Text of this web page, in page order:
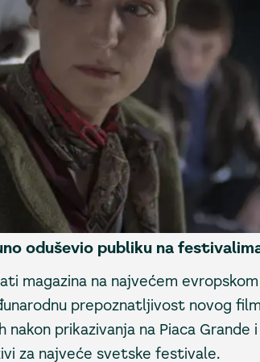
oduševio publiku na
magazina na najvećem
prepoznatljivost novog
nakon prikazivanja na Piaca Grande
za najveće svetske festivale.